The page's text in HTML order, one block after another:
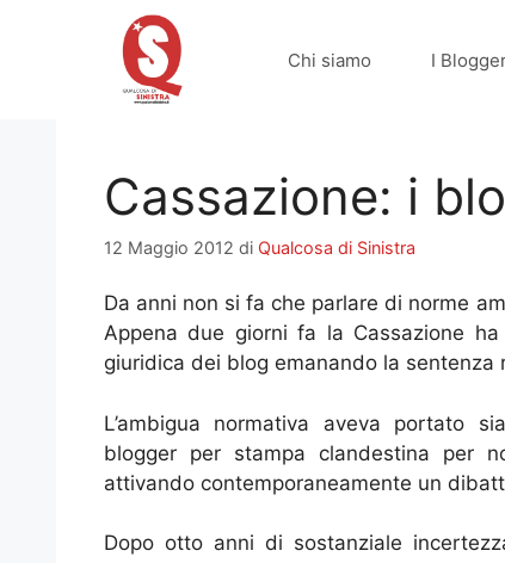
Chi siamo I
Cassazione: i
12 Maggio 2012 di Qualcosa di Sinistra
Da anni non si fa che parlare di norme
Appena due giorni fa la Cassazione
giuridica dei blog emanando la sentenza
L’ambigua normativa aveva portato
blogger per stampa clandestina per
attivando contemporaneamente un
Dopo otto anni di sostanziale